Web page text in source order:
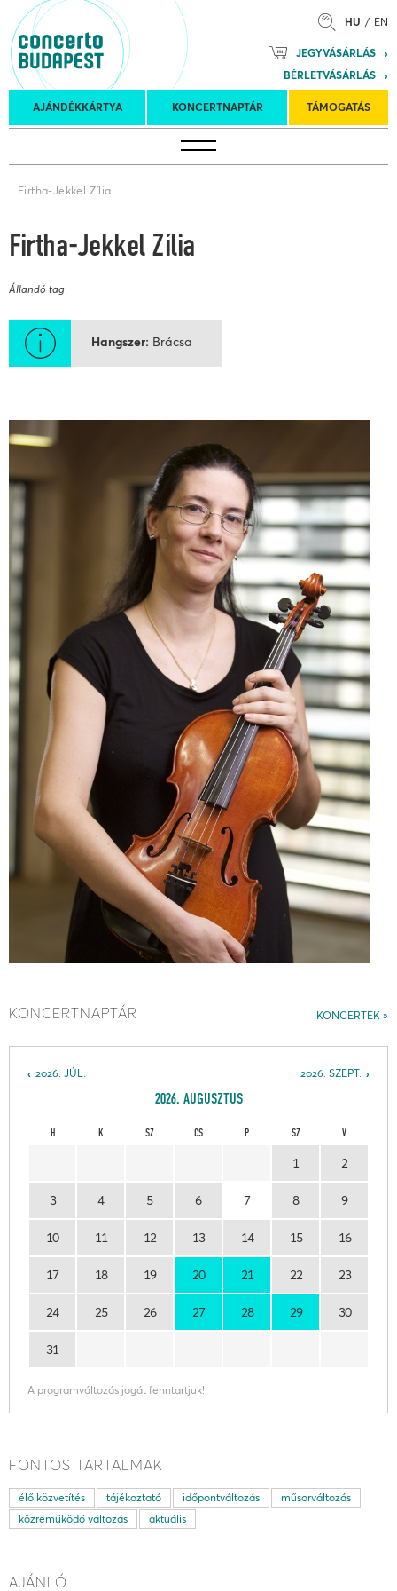
HU EN
JEGYVÁSÁRLÁS
BÉRLETVÁSÁRLÁS
AJÁNDÉKKÁRTYA KONCERTNAPTÁR TÁMOGATÁS
Koncertnaptár
turnék
Kulturális
Program
Felkéréses
koncertek
Firtha-Jekkel Zília
Firtha-Jekkel Zília
Állandó tag
Hangszer Brácsa
KONCERTEK
KONCERTNAPTÁR
2026. SZEPT.
2026. JÚL.
2026. AUGUSZTUS
H K SZ CS P SZ V
1 2
3 4 5 6 7 8 9
10 11 12 13 14 15 16
17 18 19 20 21 22 23
24 25 26 27 28 29 30
31
A programváltozás jogát fenntartjuk!
FONTOS TARTALMAK
élő közvetítés tájékoztató időpontváltozás
műsorváltozás
közreműködő változás
aktuális
AJÁNLÓ